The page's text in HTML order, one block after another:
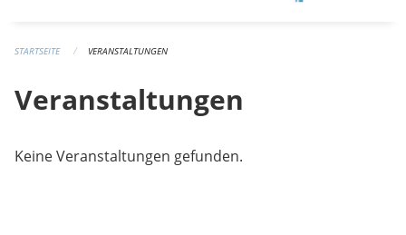
STARTSEITE VERANSTALTUNGEN
Veranstaltungen
Keine Veranstaltungen gefunden.